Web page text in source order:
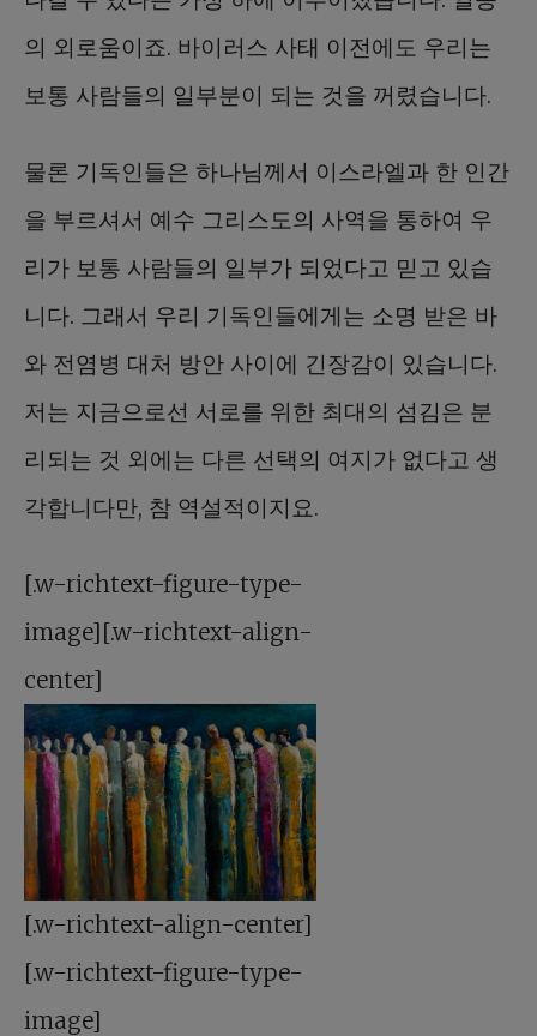
의 외로움이죠. 바이러스 사태 이전에도 우리는
보통 사람들의 일부분이 되는 것을 꺼렸습니다.
물론 기독인들은 하나님께서 이스라엘과 한 인간
을 부르셔서 예수 그리스도의 사역을 통하여 우
리가 보통 사람들의 일부가 되었다고 믿고 있습
니다. 그래서 우리 기독인들에게는 소명 받은 바
와 전염병 대처 방안 사이에 긴장감이 있습니다.
저는 지금으로선 서로를 위한 최대의 섬김은 분
리되는 것 외에는 다른 선택의 여지가 없다고 생
각합니다만, 참 역설적이지요.
[.w-richtext-figure-type-
image][.w-richtext-align-
center]
[.w-richtext-align-center]
[.w-richtext-figure-type-
image]